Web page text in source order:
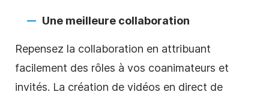
Une meilleure collaboration
Repensez la collaboration en attribuant
facilement des rôles à vos coanimateurs et
invités. La création de vidéos en direct de